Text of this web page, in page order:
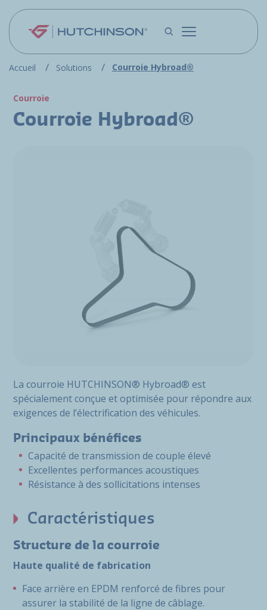
Aller au contenu principal
Accueil Solutions Courroie Hybroad®
Courroie
Courroie Hybroad®
La courroie HUTCHINSON® Hybroad® est
spécialement conçue et optimisée pour répondre aux
exigences de l’électrification des véhicules.
Principaux bénéfices
Capacité de transmission de couple élevé
Excellentes performances acoustiques
Résistance à des sollicitations intenses
Caractéristiques
Structure de la courroie
Haute qualité de fabrication
Face arrière en EPDM renforcé de fibres pour
assurer la stabilité de la ligne de câblage.